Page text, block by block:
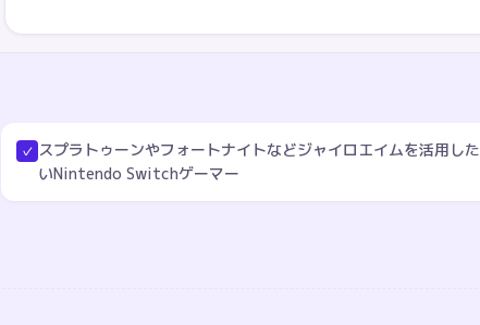
✓ スプラトゥーンやフォートナイトなどジャイロエイムを活用した
いNintendo Switchゲーマー